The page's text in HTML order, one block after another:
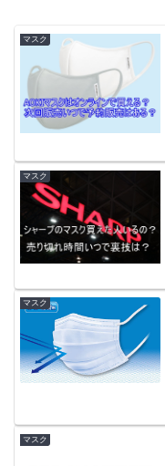
マスク
マスク
マスク
マスク